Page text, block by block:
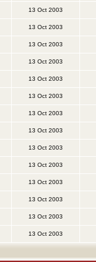
13 Oct 2003
13 Oct 2003
13 Oct 2003
13 Oct 2003
13 Oct 2003
13 Oct 2003
13 Oct 2003
13 Oct 2003
13 Oct 2003
13 Oct 2003
13 Oct 2003
13 Oct 2003
13 Oct 2003
13 Oct 2003